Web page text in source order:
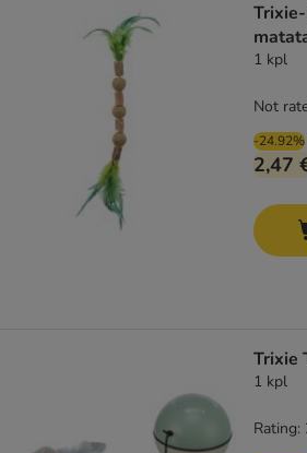
1 kpl
-24.92%
2,47
Not
Trixie
1 kpl
Rating: